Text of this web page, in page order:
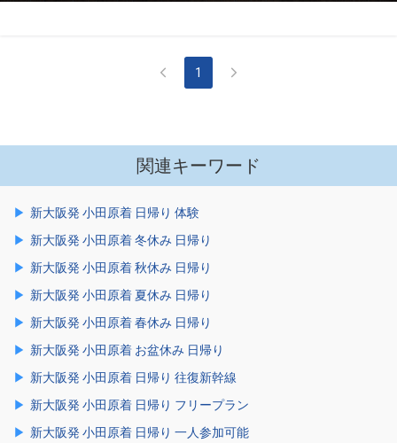
1
関連キーワード
新大阪発 小田原着 日帰り 体験
新大阪発 小田原着 冬休み 日帰り
新大阪発 小田原着 秋休み 日帰り
新大阪発 小田原着 夏休み 日帰り
新大阪発 小田原着 春休み 日帰り
新大阪発 小田原着 お盆休み 日帰り
新大阪発 小田原着 日帰り 往復新幹線
新大阪発 小田原着 日帰り フリープラン
新大阪発 小田原着 日帰り 一人参加可能